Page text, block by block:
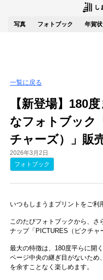
写真 フォトブック 年賀
一覧に戻る
【新登場】180
なフォトブック
チャーズ）」販
2026年3月2日
フォトブック
いつもしまうまプリントをご利
このたびフォトブックから、さ
ナップ「PICTURES（ピクチャ
最大の特徴は、180度平らに開
ページ中央の継ぎ目がないため
を余すことなく楽しめます。